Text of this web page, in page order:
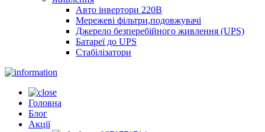
Авто інвертори 220В
Мережеві фільтри,подовжувачі
Джерело безперебійного живлення (UPS)
Батареї до UPS
Стабілізатори
Головна
Блог
Акції